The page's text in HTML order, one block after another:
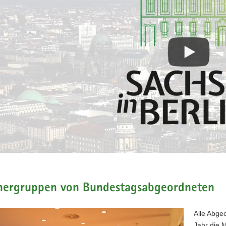
von Bundestagsabgeordneten
Alle